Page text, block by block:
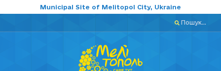
Municipal Site of Melitopol City, Ukraine
Пошук...